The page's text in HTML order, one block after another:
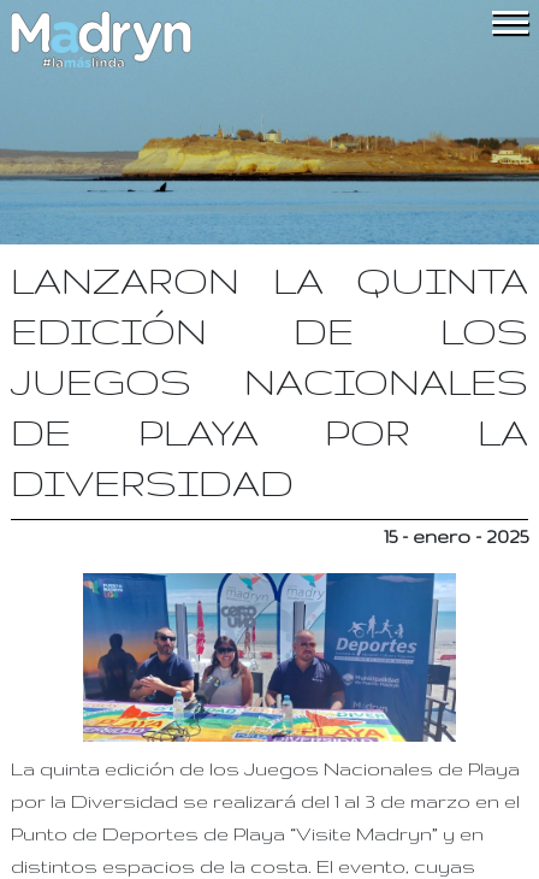
LANZARON LA QUINTA
EDICIÓN DE LOS
JUEGOS NACIONALES
DE PLAYA POR LA
DIVERSIDAD
15 - enero - 2025
La quinta edición de los Juegos Nacionales de Playa
por la Diversidad se realizará del 1 al 3 de marzo en el
Punto de Deportes de Playa “Visite Madryn” y en
distintos espacios de la costa. El evento, cuyas